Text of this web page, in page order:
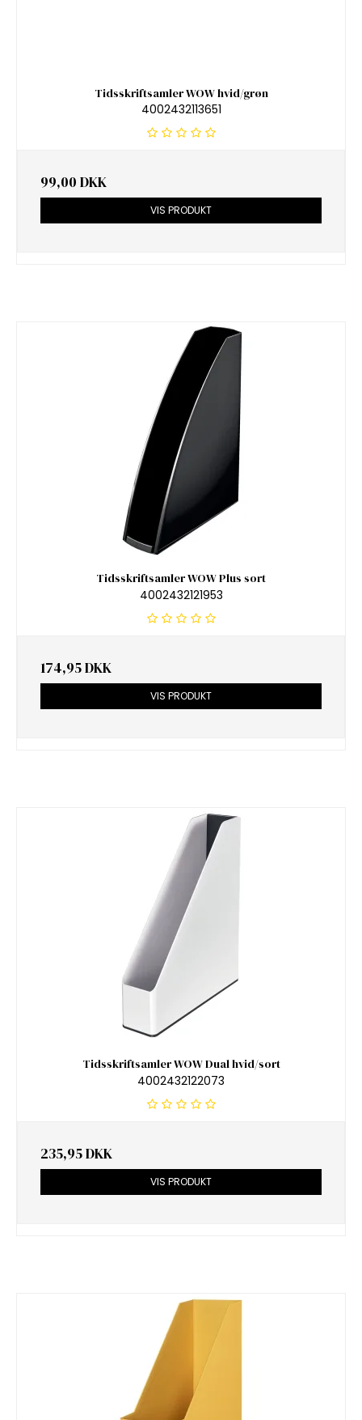
Tidsskriftsamler WOW hvid/grøn
4002432113651
99,00 DKK
VIS PRODUKT
Tidsskriftsamler WOW Plus sort
4002432121953
174,95 DKK
VIS PRODUKT
Tidsskriftsamler WOW Dual hvid/sort
4002432122073
235,95 DKK
VIS PRODUKT